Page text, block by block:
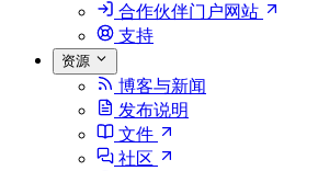
合作伙伴门户网站
支持
资源
博客与新闻
发布说明
文件
社区